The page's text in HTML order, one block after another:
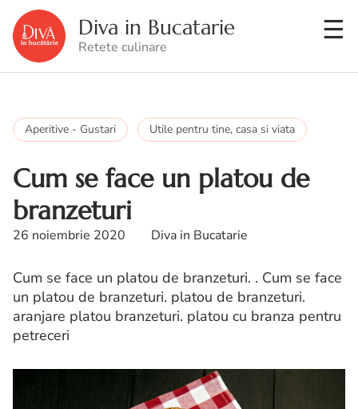
Diva in Bucatarie
Retete culinare
Aperitive - Gustari Utile pentru tine, casa si viata
Cum se face un platou de
branzeturi
26 noiembrie 2020 Diva in Bucatarie
Cum se face un platou de branzeturi. . Cum se face
un platou de branzeturi. platou de branzeturi.
aranjare platou branzeturi. platou cu branza pentru
petreceri